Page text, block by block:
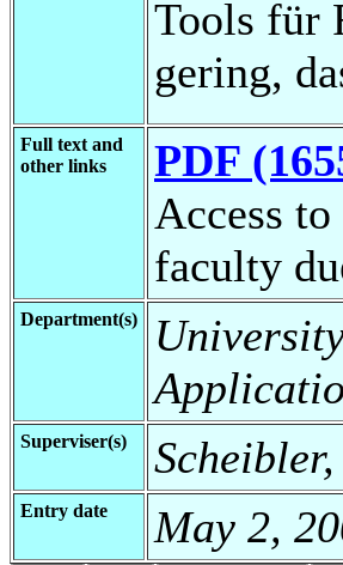
Tools für
gering,
Full text and
other links
PDF
Access
faculty
Department(s)
Superviser(s)
Entry date May 2,